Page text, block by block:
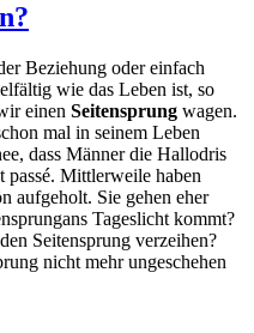
Beziehung oder einfach
wie das Leben ist, so
einen Seitensprung wagen.
mal in seinem Leben
dass Männer die Hallodris
passé. Mittlerweile haben
aufgeholt. Sie gehen eher
Tageslicht kommt?
Seitensprung verzeihen?
nicht mehr ungeschehen